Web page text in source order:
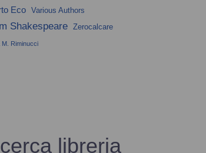
Eco Various Authors
Shakespeare Zerocalcare
M. Riminucci
cerca libreria